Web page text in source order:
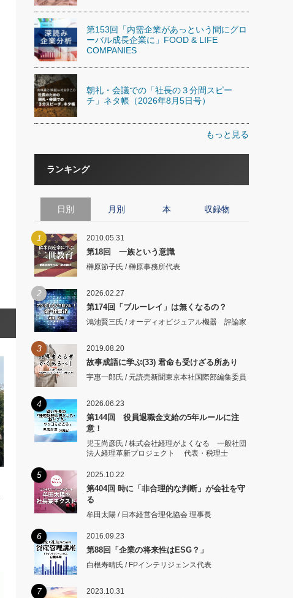
第153回「内需企業があっという間にグロ
ーバル成長企業に」FOOD & LIFE
COMPANIES
朝礼・会議での「社長の３分間スピー
チ」ネタ帳（2026年8月5日号）
もっと見る
ランキング
日別 月別 本 収録物
1 2010.05.31
第18回 一族という意識
榊原節子氏 / 榊原事務所代表
2 2026.02.27
第174回「ブルーレイ」は無くなるの？
鴻池賢三氏 / オーディオビジュアル機器 評論家
3 2019.08.20
故事成語に学ぶ(33) 君命も受けざる所あり
宇惠一郎氏 / 元読売新聞東京本社国際部編集委員
4 2026.06.23
第144回 役員退職金支給の5年ルールに注
意！
児玉尚彦氏 / 株式会社経理がよくなる 一般社団
法人経理革新プロジェクト 代表・税理士
5 2025.10.22
第404回 時に「非合理的な判断」が会社を守
る
牟田太陽 / 日本経営合理化協会 理事長
6 2016.09.23
第88回「企業の将来性はESG？」
白根寿晴氏 / FPインテリジェンス代表
7 2023.10.31